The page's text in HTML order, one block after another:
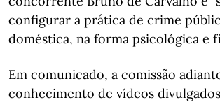
configurar a prática de crime
doméstica, na forma psicológica e
Em comunicado, a comissão
conhecimento de vídeos